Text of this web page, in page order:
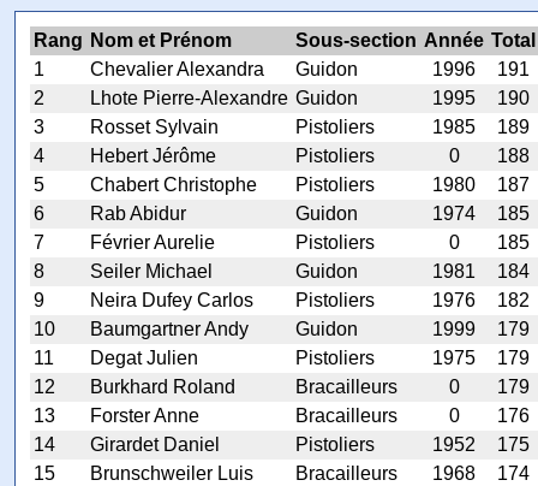
Rang Nom et Prénom Sous-section Année Total
1
Chevalier Alexandra Guidon 1996
191
2
Lhote Pierre-Alexandre Guidon 1995
190
3
Rosset Sylvain Pistoliers 1985
189
4
Hebert Jérôme Pistoliers 0
188
5
Chabert Christophe Pistoliers 1980
187
6
Rab Abidur Guidon 1974
185
7
Février Aurelie Pistoliers 0
185
8
Seiler Michael Guidon 1981
184
9
Neira Dufey Carlos Pistoliers 1976
182
10
Baumgartner Andy Guidon 1999
179
11
Degat Julien Pistoliers 1975
179
12
Burkhard Roland Bracailleurs 0
179
13
Forster Anne Bracailleurs 0
176
14
Girardet Daniel Pistoliers 1952
175
15
Brunschweiler Luis Bracailleurs 1968
174